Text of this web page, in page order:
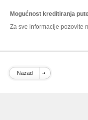
Mogućnost kreditiranja
Za sve informacije pozovite
Nazad